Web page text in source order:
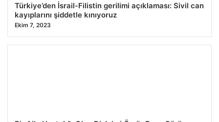
Türkiye’den İsrail-Filistin gerilimi açıklaması: Sivil can
kayıplarını şiddetle kınıyoruz
Ekim 7, 2023